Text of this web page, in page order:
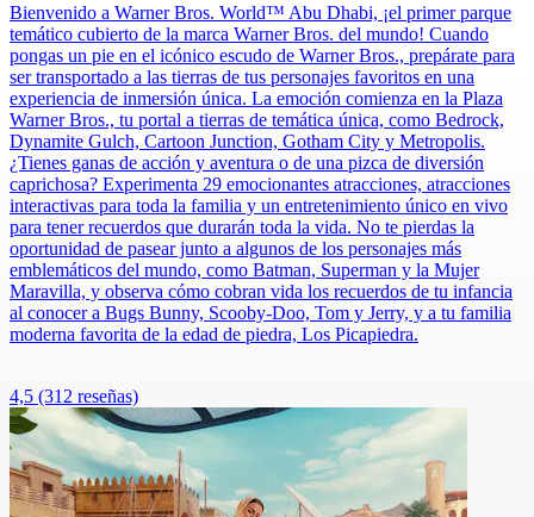
Bienvenido a Warner Bros. World™ Abu Dhabi, ¡el primer parque
temático cubierto de la marca Warner Bros. del mundo! Cuando
pongas un pie en el icónico escudo de Warner Bros., prepárate para
ser transportado a las tierras de tus personajes favoritos en una
experiencia de inmersión única. La emoción comienza en la Plaza
Warner Bros., tu portal a tierras de temática única, como Bedrock,
Dynamite Gulch, Cartoon Junction, Gotham City y Metropolis.
¿Tienes ganas de acción y aventura o de una pizca de diversión
caprichosa? Experimenta 29 emocionantes atracciones, atracciones
interactivas para toda la familia y un entretenimiento único en vivo
para tener recuerdos que durarán toda la vida. No te pierdas la
oportunidad de pasear junto a algunos de los personajes más
emblemáticos del mundo, como Batman, Superman y la Mujer
Maravilla, y observa cómo cobran vida los recuerdos de tu infancia
al conocer a Bugs Bunny, Scooby-Doo, Tom y Jerry, y a tu familia
moderna favorita de la edad de piedra, Los Picapiedra.
4,5 (312 reseñas)